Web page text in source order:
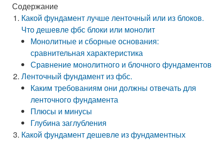
Содержание
Какой фундамент лучше ленточный или из блоков.
Что дешевле фбс блоки или монолит
Монолитные и сборные основания:
сравнительная характеристика
Сравнение монолитного и блочного фундаментов
Ленточный фундамент из фбс.
Каким требованиям они должны отвечать для
ленточного фундамента
Плюсы и минусы
Глубина заглубления
Какой фундамент дешевле из фундаментных